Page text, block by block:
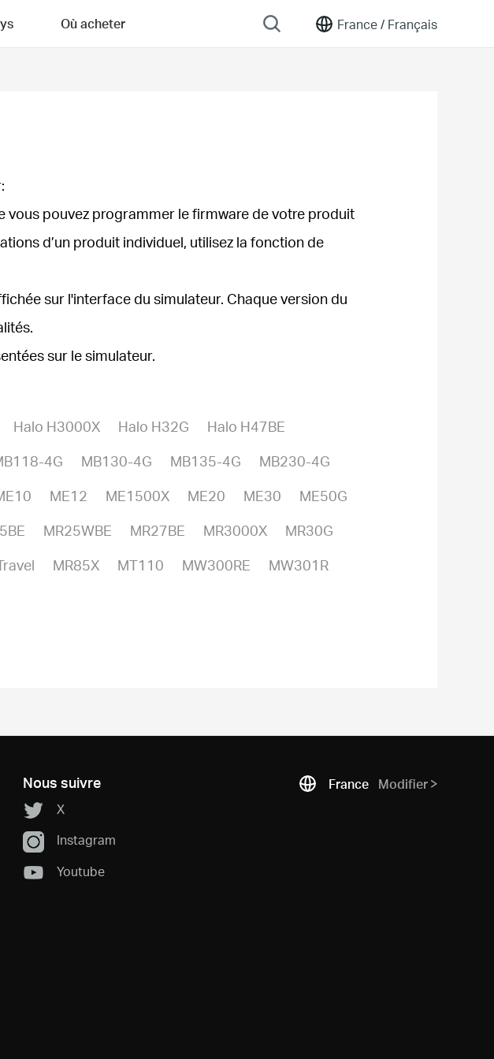
France / Français
Où acheter
vous pouvez programmer le firmware de votre produit
d’un produit individuel, utilisez la fonction de
sur l'interface du simulateur. Chaque version du
sur le simulateur.
Halo H3000X Halo H32G
Halo H47BE
4G MB130-4G MB135-4G
MB230-4G
ME12 ME1500X ME20 ME30
ME50G
MR25WBE MR27BE MR3000X
MR30G
MR85X MT110 MW300RE
MW301R
Nous suivre
X
Instagram
Youtube
France Modifier